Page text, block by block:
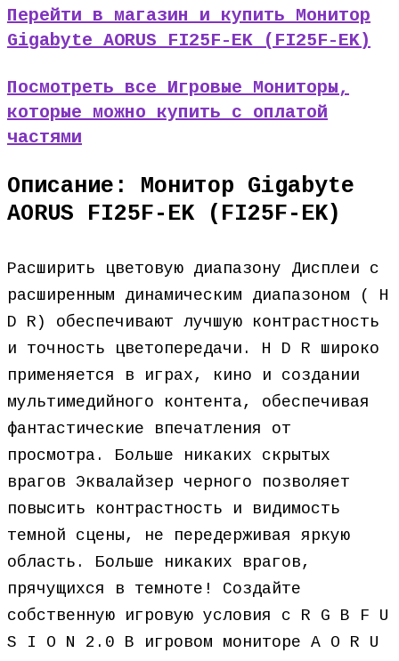
Перейти в магазин и купить Монитор
Gigabyte AORUS FI25F-EK (FI25F-EK)
Посмотреть все Игровые Мониторы,
которые можно купить с оплатой
частями
Описание: Монитор Gigabyte
AORUS FI25F-EK (FI25F-EK)
Расширить цветовую диапазону Дисплеи с
расширенным динамическим диапазоном ( H
D R) обеспечивают лучшую контрастность
и точность цветопередачи. H D R широко
применяется в играх, кино и создании
мультимедийного контента, обеспечивая
фантастические впечатления от
просмотра. Больше никаких скрытых
врагов Эквалайзер черного позволяет
повысить контрастность и видимость
темной сцены, не передерживая яркую
область. Больше никаких врагов,
прячущихся в темноте! Создайте
собственную игровую условия с R G B F U
S I O N 2.0 В игровом мониторе A O R U